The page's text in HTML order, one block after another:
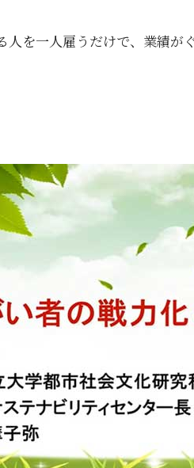
を一人雇うだけで、業績が